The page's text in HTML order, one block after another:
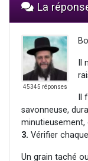
La
45345 réponses
Il
Il
savonneuse,
3. Vérifier
Un grain taché